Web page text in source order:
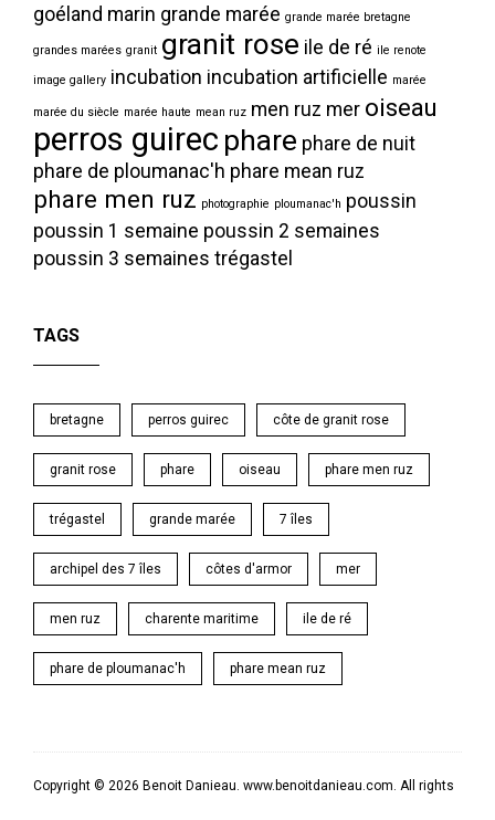
goéland marin grande marée grande marée bretagne
grandes marées granit granit rose ile de ré ile renote
image gallery incubation incubation artificielle marée
marée du siècle marée haute mean ruz men ruz mer oiseau
perros guirec phare phare de nuit
phare de ploumanac'h phare mean ruz
phare men ruz photographie ploumanac'h poussin
poussin 1 semaine poussin 2 semaines
poussin 3 semaines trégastel
TAGS
bretagne perros guirec côte de granit rose
granit rose phare oiseau phare men ruz
trégastel grande marée 7 îles
archipel des 7 îles côtes d'armor mer
men ruz charente maritime ile de ré
phare de ploumanac'h phare mean ruz
Copyright © 2026 Benoit Danieau. www.benoitdanieau.com. All rights